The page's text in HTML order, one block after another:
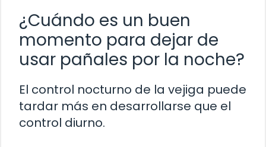
¿Cuándo es un buen
momento para dejar de
usar pañales por la noche?
El control nocturno de la vejiga puede
tardar más en desarrollarse que el
control diurno.